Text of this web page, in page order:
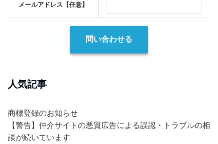
メールアドレス 【任意】
人気記事
商標登録のお知らせ
【警告】仲介サイトの悪質広告による誤認・トラブルの相
談が続いています